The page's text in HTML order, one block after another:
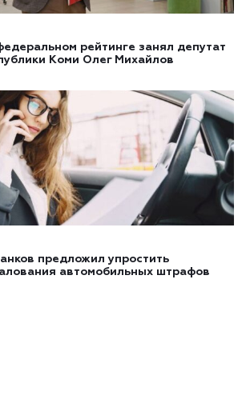
рейтинге занял депутат
Коми Олег Михайлов
предложил упростить
автомобильных штрафов